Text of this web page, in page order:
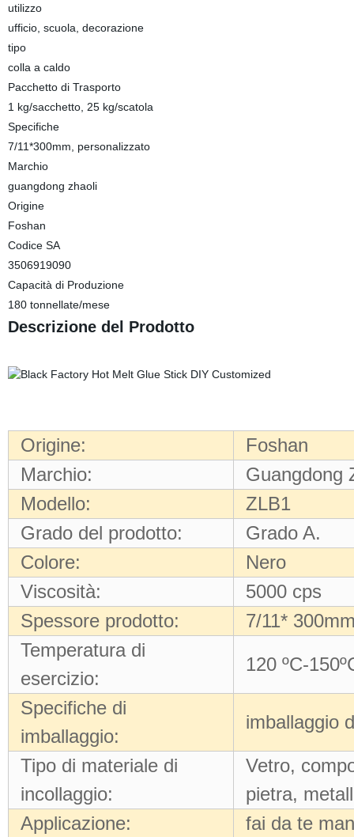
utilizzo
ufficio, scuola, decorazione
tipo
colla a caldo
Pacchetto di Trasporto
1 kg/sacchetto, 25 kg/scatola
Specifiche
7/11*300mm, personalizzato
Marchio
guangdong zhaoli
Origine
Foshan
Codice SA
3506919090
Capacità di Produzione
180 tonnellate/mese
Descrizione del Prodotto
Origine:
Foshan
Marchio:
Guangdong
Modello:
ZLB1
Grado del prodotto:
Grado A.
Colore:
Nero
Viscosità:
5000 cps
Spessore prodotto:
7/11*
Temperatura di
esercizio:
120 ºC-
Specifiche di
imballaggio:
imballaggio
Tipo di materiale di
incollaggio:
Vetro,
pietra,
Applicazione:
fai da te